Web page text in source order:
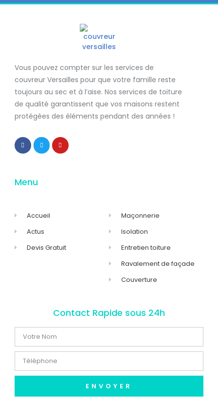
Vous pouvez compter sur les services de
couvreur Versailles pour que votre famille reste
toujours au sec et à l’aise. Nos services de toiture
de qualité garantissent que vos maisons restent
protégées des éléments pendant des années !
Menu
Accueil
Actus
Devis Gratuit
Maçonnerie
Isolation
Entretien toiture
Ravalement de façade
Couverture
Contact Rapide sous 24h
ENVOYER